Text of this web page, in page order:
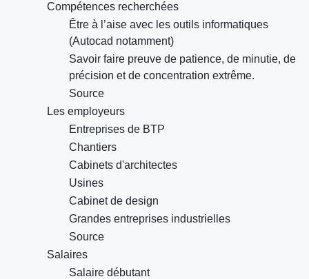
Compétences recherchées
Être à l’aise avec les outils informatiques
(Autocad notamment)
Savoir faire preuve de patience, de minutie, de
précision et de concentration extrême.
Source
Les employeurs
Entreprises de BTP
Chantiers
Cabinets d'architectes
Usines
Cabinet de design
Grandes entreprises industrielles
Source
Salaires
Salaire débutant